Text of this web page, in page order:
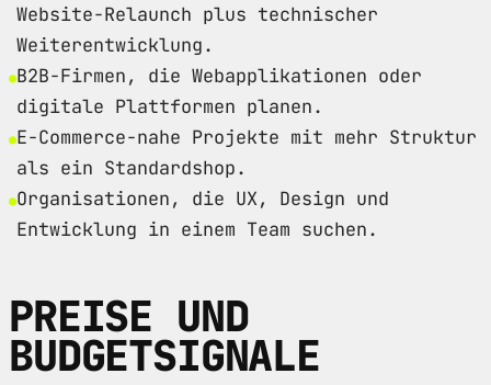
Website-Relaunch plus technischer
Weiterentwicklung.
B2B-Firmen, die Webapplikationen oder
digitale Plattformen planen.
E-Commerce-nahe Projekte mit mehr Struktur
als ein Standardshop.
Organisationen, die UX, Design und
Entwicklung in einem Team suchen.
PREISE UND
BUDGETSIGNALE